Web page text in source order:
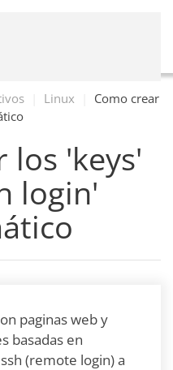
Linux
Como crear
los 'keys'
login'
paginas web y
basadas en
(remote login) a